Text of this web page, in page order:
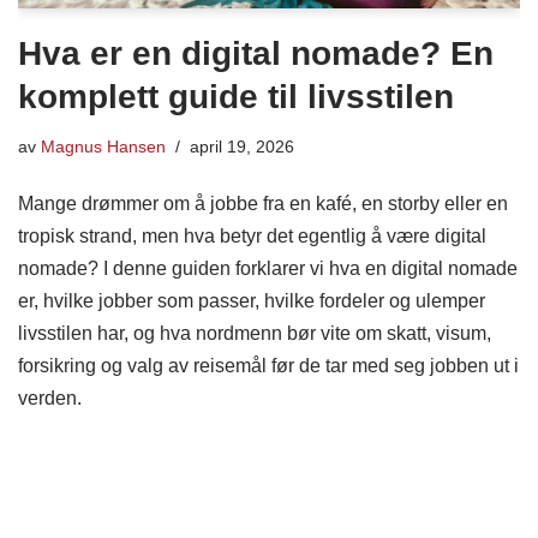
Hva er en digital nomade? En
komplett guide til livsstilen
av Magnus Hansen april 19, 2026
Mange drømmer om å jobbe fra en kafé, en storby eller en
tropisk strand, men hva betyr det egentlig å være digital
nomade? I denne guiden forklarer vi hva en digital nomade
er, hvilke jobber som passer, hvilke fordeler og ulemper
livsstilen har, og hva nordmenn bør vite om skatt, visum,
forsikring og valg av reisemål før de tar med seg jobben ut i
verden.